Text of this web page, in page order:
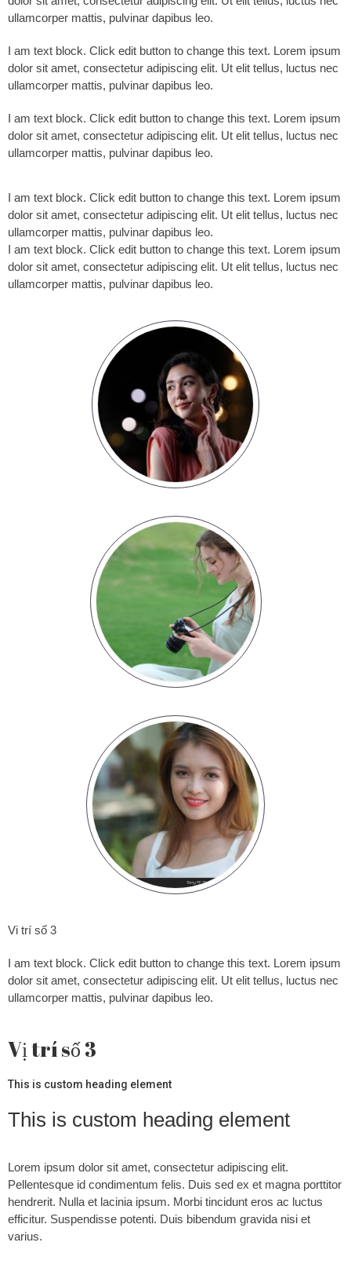
ullamcorper mattis, pulvinar dapibus leo.
I am text block. Click edit button to change this text. Lorem ipsum
dolor sit amet, consectetur adipiscing elit. Ut elit tellus, luctus nec
ullamcorper mattis, pulvinar dapibus leo.
I am text block. Click edit button to change this text. Lorem ipsum
dolor sit amet, consectetur adipiscing elit. Ut elit tellus, luctus nec
ullamcorper mattis, pulvinar dapibus leo.
I am text block. Click edit button to change this text. Lorem ipsum
dolor sit amet, consectetur adipiscing elit. Ut elit tellus, luctus nec
ullamcorper mattis, pulvinar dapibus leo.
I am text block. Click edit button to change this text. Lorem ipsum
dolor sit amet, consectetur adipiscing elit. Ut elit tellus, luctus nec
ullamcorper mattis, pulvinar dapibus leo.
Vi trí số 3
I am text block. Click edit button to change this text. Lorem ipsum
dolor sit amet, consectetur adipiscing elit. Ut elit tellus, luctus nec
ullamcorper mattis, pulvinar dapibus leo.
Vị trí số 3
This is custom heading element
This is custom heading element
Lorem ipsum dolor sit amet, consectetur adipiscing elit.
Pellentesque id condimentum felis. Duis sed ex et magna porttitor
hendrerit. Nulla et lacinia ipsum. Morbi tincidunt eros ac luctus
efficitur. Suspendisse potenti. Duis bibendum gravida nisi et
varius.